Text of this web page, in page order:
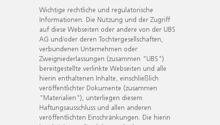
Wichtige rechtliche und regulatorische
Informationen. Die Nutzung und der Zugriff
auf diese Webseiten oder andere von der UBS
AG und/oder deren Tochtergesellschaften,
verbundenen Unternehmen oder
Zweigniederlassungen (zusammen "UBS")
bereitgestellte verlinkte Webseiten und alle
hierin enthaltenen Inhalte, einschließlich
veröffentlichter Dokumente (zusammen
"Materialien"), unterliegen diesem
Haftungsausschluss und allen anderen
veröffentlichten Einschränkungen. Die hierin